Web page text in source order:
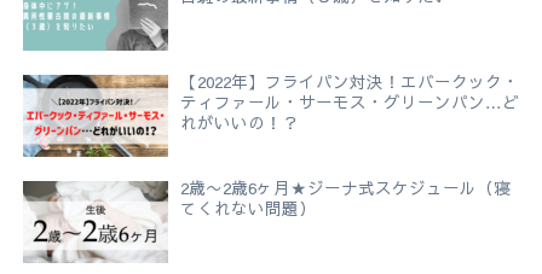
【2022年】フライパン対決！エバークック・
ティファール・サーモス・グリーンパン…ど
れがいいの！？
2歳〜2歳6ヶ月★ジーナ式スケジュール（寝
てくれない問題）